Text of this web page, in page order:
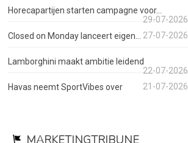
Horecapartijen starten campagne voor...
29-07-2026
Closed on Monday lanceert eigen...
27-07-2026
Lamborghini maakt ambitie leidend
22-07-2026
Havas neemt SportVibes over
21-07-2026
MARKETINGTRIBUNE